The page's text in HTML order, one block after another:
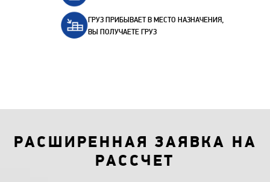
ГРУЗ ПРИБЫВАЕТ В МЕСТО НАЗНАЧЕНИЯ,
ВЫ ПОЛУЧАЕТЕ ГРУЗ
РАСШИРЕННАЯ ЗАЯВКА НА
РАССЧЕТ